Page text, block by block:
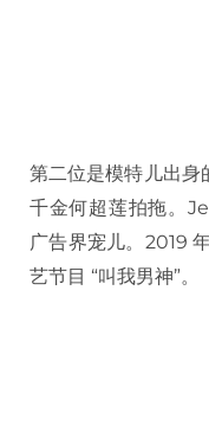
第二位是模特儿出身
千金何超莲拍拖。
广告界宠儿。2019
艺节目 “叫我男神”。